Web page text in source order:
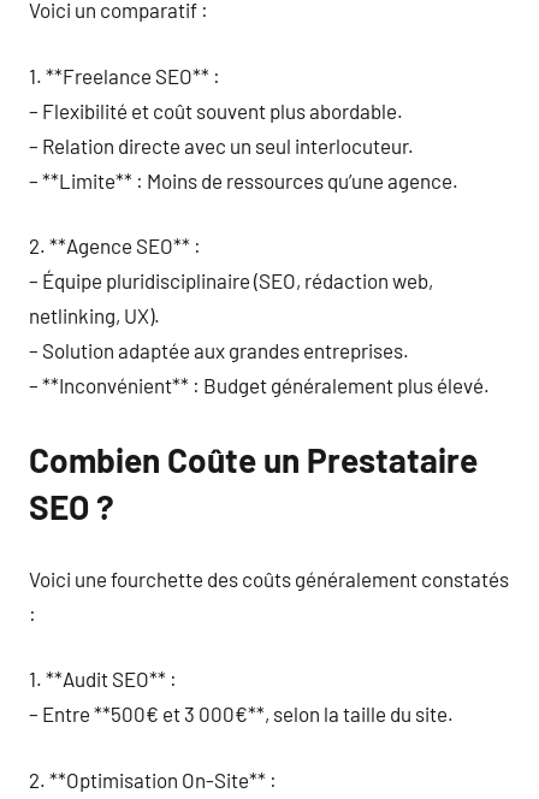
Voici un comparatif :
1. **Freelance SEO** :
– Flexibilité et coût souvent plus abordable.
– Relation directe avec un seul interlocuteur.
– **Limite** : Moins de ressources qu’une agence.
2. **Agence SEO** :
– Équipe pluridisciplinaire (SEO, rédaction web,
netlinking, UX).
– Solution adaptée aux grandes entreprises.
– **Inconvénient** : Budget généralement plus élevé.
Combien Coûte un Prestataire
SEO ?
Voici une fourchette des coûts généralement constatés
:
1. **Audit SEO** :
– Entre **500€ et 3 000€**, selon la taille du site.
2. **Optimisation On-Site** :